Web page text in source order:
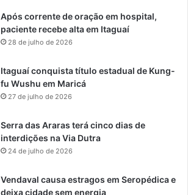
Após corrente de oração em hospital,
paciente recebe alta em Itaguaí
28 de julho de 2026
Itaguaí conquista título estadual de Kung-
fu Wushu em Maricá
27 de julho de 2026
Serra das Araras terá cinco dias de
interdições na Via Dutra
24 de julho de 2026
Vendaval causa estragos em Seropédica e
deixa cidade sem energia